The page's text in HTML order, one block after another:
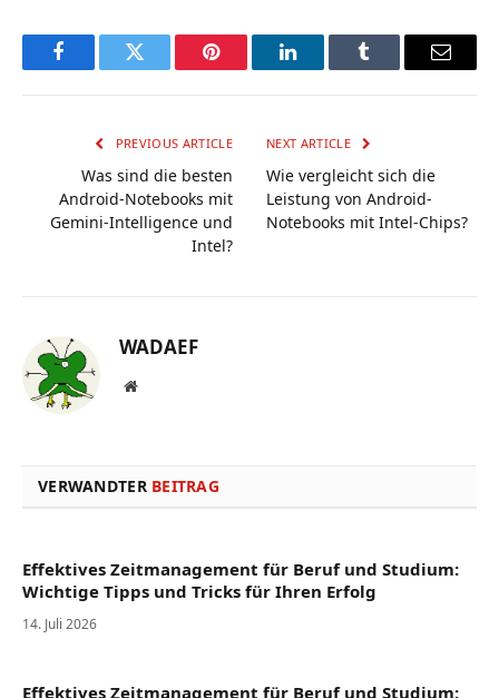
FacebookTwitter Pinterest LinkedInTumblr Email
PREVIOUS ARTICLE
Was sind die besten
Android-Notebooks mit
Gemini-Intelligence und
Intel?
NEXT ARTICLE
Wie vergleicht sich die
Leistung von Android-
Notebooks mit Intel-Chips?
WADAEF
Website
VERWANDTER BEITRAG
Effektives Zeitmanagement für Beruf und Studium:
Wichtige Tipps und Tricks für Ihren Erfolg
14. Juli 2026
Effektives Zeitmanagement für Beruf und Studium: